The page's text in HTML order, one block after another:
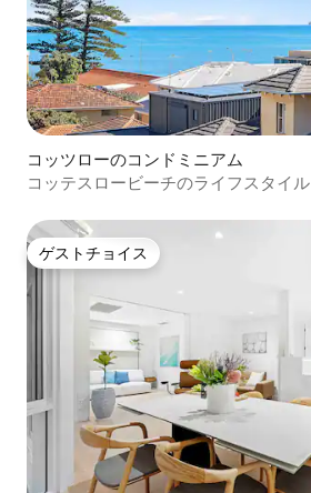
コッツローのコンドミニアム
コッテスロービーチのライフスタイル
ゲストチョイス
ゲストチョイス